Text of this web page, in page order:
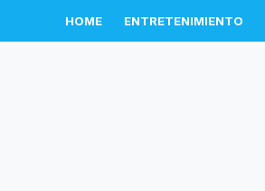
HOME ENTRETENIMIENTO